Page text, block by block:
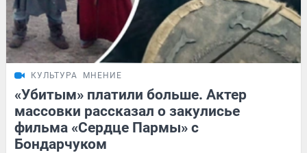
КУЛЬТУРА МНЕНИЕ
«Убитым» платили больше. Актер
массовки рассказал о закулисье
фильма «Сердце Пармы» с
Бондарчуком